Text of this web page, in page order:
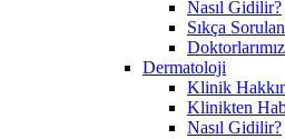
Nasıl Gidilir?
Sıkça
Doktorlarımız
Dermatoloji
Klinik
Klinikten
Nasıl Gidilir?